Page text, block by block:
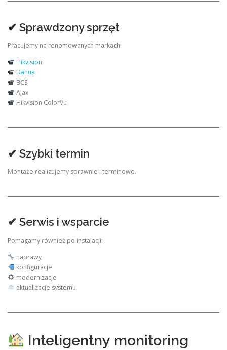
✔ Sprawdzony sprzęt
Pracujemy na renomowanych markach:
Hikvision
Dahua
BCS
Ajax
Hikvision ColorVu
✔ Szybki termin
Montaże realizujemy sprawnie i terminowo.
✔ Serwis i wsparcie
Pomagamy również po instalacji:
naprawy
konfiguracje
modernizacje
aktualizacje systemu
Inteligentny monitoring